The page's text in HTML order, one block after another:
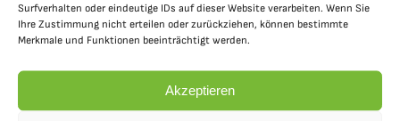
Surfverhalten oder eindeutige IDs auf dieser Website verarbeiten. Wenn Sie
Ihre Zustimmung nicht erteilen oder zurückziehen, können bestimmte
Merkmale und Funktionen beeinträchtigt werden.
Akzeptieren